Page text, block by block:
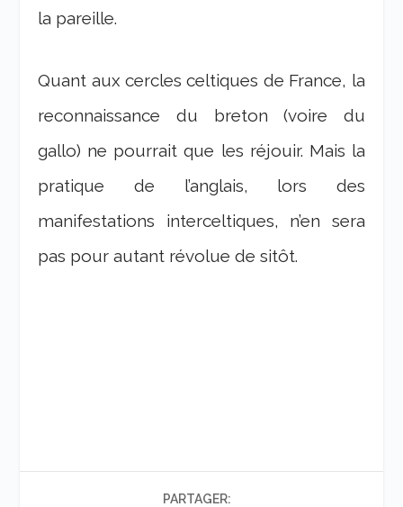
la pareille.
Quant aux cercles celtiques de France, la
reconnaissance du breton (voire du
gallo) ne pourrait que les réjouir. Mais la
pratique de l’anglais, lors des
manifestations interceltiques, n’en sera
pas pour autant révolue de sitôt.
PARTAGER: